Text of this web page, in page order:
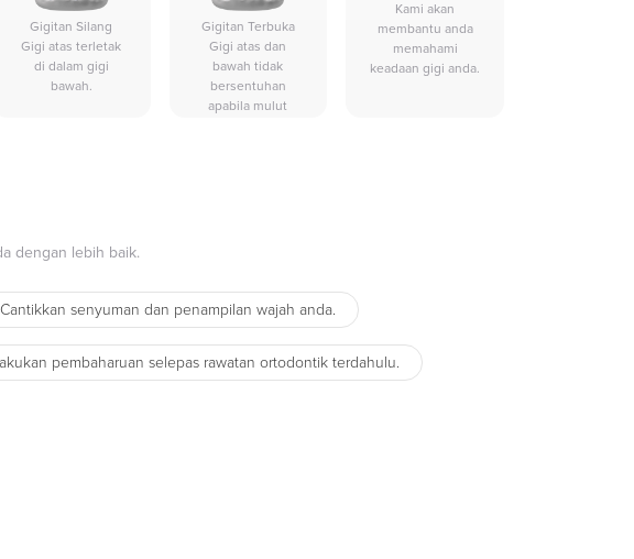
Gigitan Silang
Gigi atas terletak
di dalam gigi
bawah.
Gigitan Terbuka
Gigi atas dan
bawah tidak
bersentuhan
apabila mulut
Kami akan
membantu anda
memahami
keadaan gigi anda.
dengan lebih baik.
senyuman dan penampilan wajah anda.
pembaharuan selepas rawatan ortodontik terdahulu.